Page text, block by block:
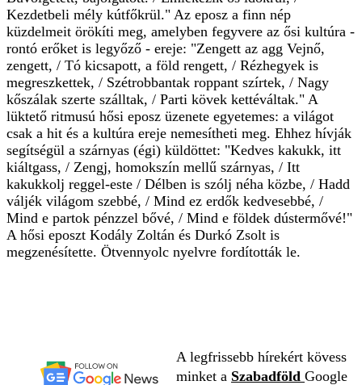
Kezdetbeli mély kútfőkrül." Az eposz a finn nép
küzdelmeit örökíti meg, amelyben fegyvere az ősi kultúra -
rontó erőket is legyőző - ereje: "Zengett az agg Vejnő,
zengett, / Tó kicsapott, a föld rengett, / Rézhegyek is
megreszkettek, / Szétrobbantak roppant szírtek, / Nagy
kőszálak szerte szálltak, / Parti kövek kettéváltak." A
lüktető ritmusú hősi eposz üzenete egyetemes: a világot
csak a hit és a kultúra ereje nemesítheti meg. Ehhez hívják
segítségül a szárnyas (égi) küldöttet: "Kedves kakukk, itt
kiáltgass, / Zengj, homokszín mellű szárnyas, / Itt
kakukkolj reggel-este / Délben is szólj néha közbe, / Hadd
váljék világom szebbé, / Mind ez erdők kedvesebbé, /
Mind e partok pénzzel bővé, / Mind e földek dústermővé!"
A hősi eposzt Kodály Zoltán és Durkó Zsolt is
megzenésítette. Ötvennyolc nyelvre fordították le.
A legfrissebb hírekért kövess
minket a Szabadföld Google